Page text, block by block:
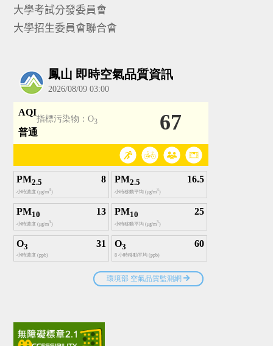
大學考試分發委員會
大學招生委員會聯合會